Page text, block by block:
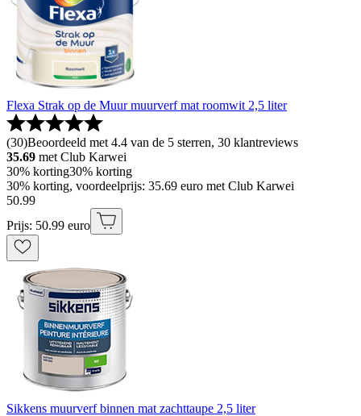
Flexa Strak op de Muur muurverf mat roomwit 2,5 liter
(30)Beoordeeld met 4.4 van de 5 sterren, 30 klantreviews
35.69 met Club Karwei
30% korting30% korting
30% korting, voordeelprijs: 35.69 euro met Club Karwei
50.99
Prijs: 50.99 euro
Sikkens muurverf binnen mat zachttaupe 2,5 liter